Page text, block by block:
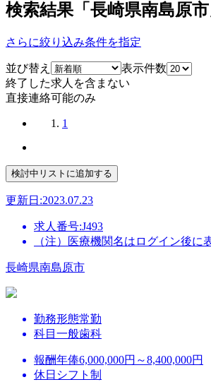
検索結果「長崎県南島原市
さらに絞り込み条件を指定
並び替え
表示件数
終了した求人を含まない
直接連絡可能のみ
1
更新日:2023.07.23
求人番号:J493
（注）医療機関名はログイン後に
長崎県南島原市
勤務形態常勤
科目 一般歯科
報酬年俸6,000,000円～8,400,000円
休日 シフト制